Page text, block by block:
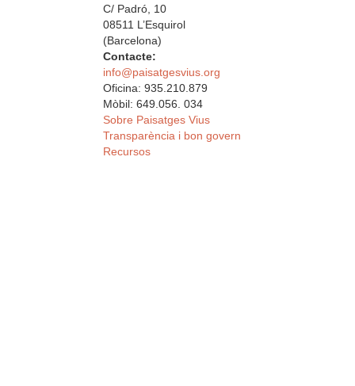
C/ Padró, 10
08511 L’Esquirol
(Barcelona)
Contacte:
info@paisatgesvius.org
Oficina: 935.210.879
Mòbil: 649.056. 034
Sobre Paisatges Vius
Transparència i bon govern
Recursos